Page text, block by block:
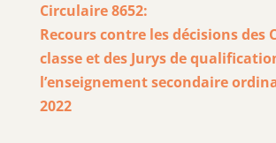
Circulaire 8652:
Recours contre les décisions des
classe et des Jurys de
l’enseignement secondaire
2022